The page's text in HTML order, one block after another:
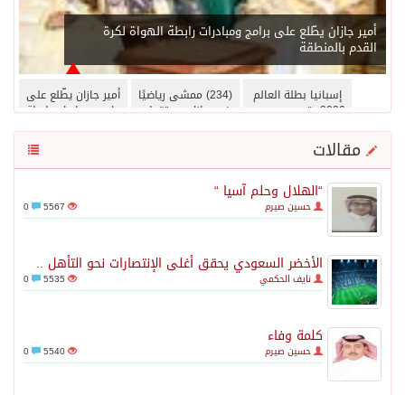
أمير جازان يطّلع على برامج ومبادرات رابطة الهواة لكرة
القدم بالمنطقة
أمير جازان يطّلع على
برامج ومبادرات رابطة
الهواة لكرة القدم
(234) ممشى رياضيًا
في جازان يستقطب
الأهالي والزوار خلال
إسبانيا بطلة العالم
2026.. توريس يحسم
النهائي ويُسقط
الأرجنتين في الوقت
الإضافيمقالات
“الهلال وحلم آسيا “
حسين صيرم 5567
الأخضر السعودي يحقق أغلى الإنتصارات نحو التأهل ..
نايف الحكمي 5535
كلمة وفاء
حسين صيرم 5540